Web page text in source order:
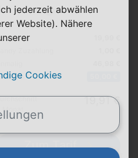
Monat
Monat
19,91 €
Zum Tarif
jederzeit abwählen
Website). Nähere
Cookies